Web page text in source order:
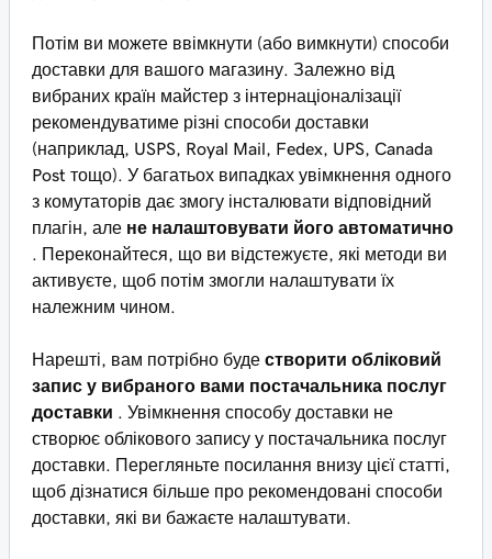
Потім ви можете ввімкнути (або вимкнути) способи
доставки для вашого магазину. Залежно від
вибраних країн майстер з інтернаціоналізації
рекомендуватиме різні способи доставки
(наприклад, USPS, Royal Mail, Fedex, UPS, Canada
Post тощо). У багатьох випадках увімкнення одного
з комутаторів дає змогу інсталювати відповідний
плагін, але не налаштовувати його автоматично
. Переконайтеся, що ви відстежуєте, які методи ви
активуєте, щоб потім змогли налаштувати їх
належним чином.
Нарешті, вам потрібно буде створити обліковий
запис у вибраного вами постачальника послуг
доставки . Увімкнення способу доставки не
створює облікового запису у постачальника послуг
доставки. Перегляньте посилання внизу цієї статті,
щоб дізнатися більше про рекомендовані способи
доставки, які ви бажаєте налаштувати.